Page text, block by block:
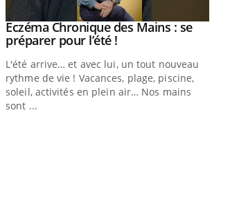
Youtube
Eczéma Chronique des Mains : se
préparer pour l’été !Youtube
L'été arrive… et avec lui, un tout nouveau
rythme de vie ! Vacances, plage, piscine,
soleil, activités en plein air… Nos mains
sont ...